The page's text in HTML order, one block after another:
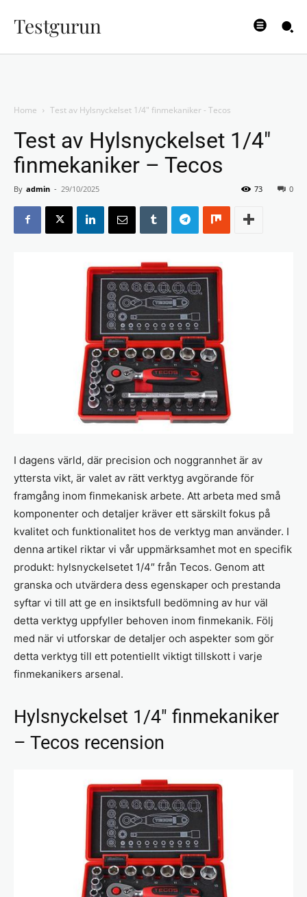
Testgurun
Home Test av Hylsnyckelset 1/4" finmekaniker - Tecos
Test av Hylsnyckelset 1/4″
finmekaniker – Tecos
By admin - 29/10/2025 0
73
I dagens värld, där precision och noggrannhet är av
yttersta vikt, är valet av rätt verktyg avgörande för
framgång inom finmekanisk arbete. Att arbeta med små
komponenter och detaljer kräver ett särskilt fokus på
kvalitet och funktionalitet hos de verktyg man använder. I
denna artikel riktar vi vår uppmärksamhet mot en specifik
produkt: hylsnyckelsetet 1/4″ från Tecos. Genom att
granska och utvärdera dess egenskaper och prestanda
syftar vi till att ge en insiktsfull bedömning av hur väl
detta verktyg uppfyller behoven inom finmekanik. Följ
med när vi utforskar de detaljer och aspekter som gör
detta verktyg till ett potentiellt viktigt tillskott i varje
finmekanikers arsenal.
Hylsnyckelset 1/4″ finmekaniker
– Tecos recension